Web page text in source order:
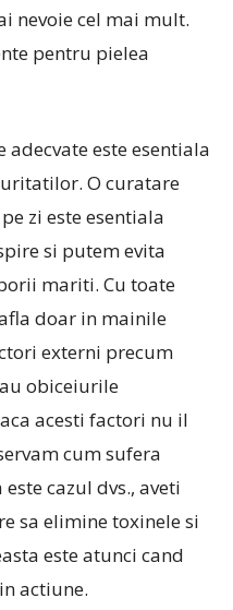
nevoie cel mai mult.
pentru pielea
este esentiala
O curatare
zi este esentiala
si putem evita
mariti. Cu toate
doar in mainile
externi precum
obiceiurile
acesti factori nu il
cum sufera
cazul dvs., aveti
sa elimine toxinele si
este atunci cand
actiune.